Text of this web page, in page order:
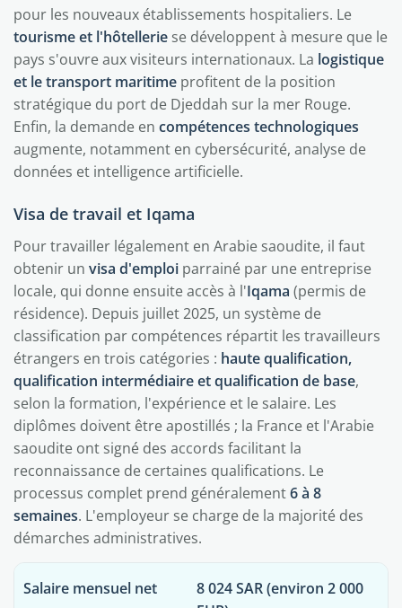
pour les nouveaux établissements hospitaliers. Le
tourisme et l'hôtellerie se développent à mesure que le
pays s'ouvre aux visiteurs internationaux. La logistique
et le transport maritime profitent de la position
stratégique du port de Djeddah sur la mer Rouge.
Enfin, la demande en compétences technologiques
augmente, notamment en cybersécurité, analyse de
données et intelligence artificielle.
Visa de travail et Iqama
Pour travailler légalement en Arabie saoudite, il faut
obtenir un visa d'emploi parrainé par une entreprise
locale, qui donne ensuite accès à l'Iqama (permis de
résidence). Depuis juillet 2025, un système de
classification par compétences répartit les travailleurs
étrangers en trois catégories : haute qualification,
qualification intermédiaire et qualification de base,
selon la formation, l'expérience et le salaire. Les
diplômes doivent être apostillés ; la France et l'Arabie
saoudite ont signé des accords facilitant la
reconnaissance de certaines qualifications. Le
processus complet prend généralement6 à 8
semaines. L'employeur se charge de la majorité des
démarches administratives.
Salaire mensuel net
8 024 SAR (environ 2 000